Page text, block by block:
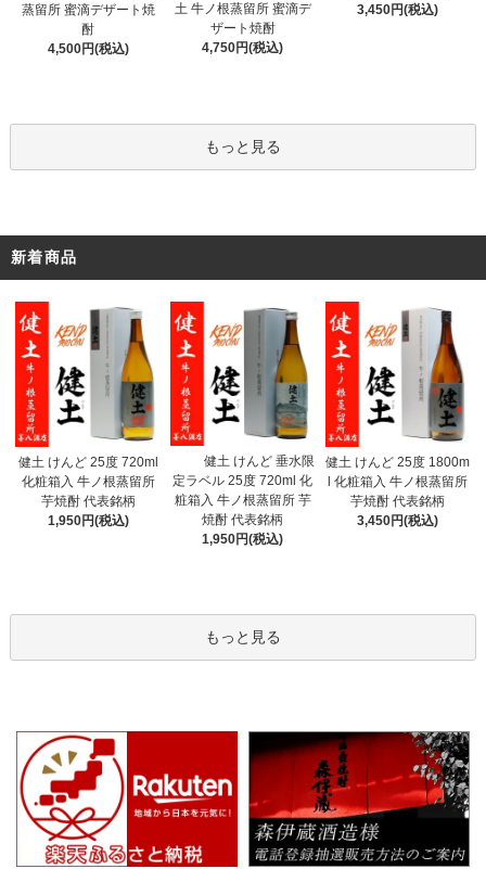
蒸留所 蜜滴デザート焼
酎
4,500円(税込)
土 牛ノ根蒸留所 蜜滴デ
ザート焼酎
4,750円(税込)
3,450円(税込)
もっと見る
新着商品
健土 けんど 25度 720ml
化粧箱入 牛ノ根蒸留所
芋焼酎 代表銘柄
1,950円(税込)
健土 けんど 垂水限
定ラベル 25度 720ml 化
粧箱入 牛ノ根蒸留所 芋
焼酎 代表銘柄
1,950円(税込)
健土 けんど 25度 1800m
l 化粧箱入 牛ノ根蒸留所
芋焼酎 代表銘柄
3,450円(税込)
もっと見る